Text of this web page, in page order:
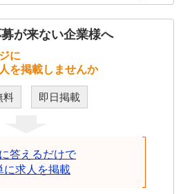
が来ない企業様へ
に
を掲載しませんか
料 即日掲載
答えるだけで
に求人を掲載